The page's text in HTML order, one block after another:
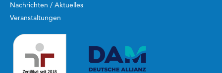
Nachrichten / Aktuelles
Veranstaltungen